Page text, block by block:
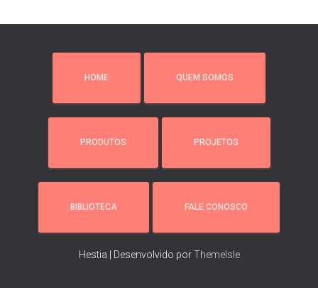
HOME QUEM SOMOS
PRODUTOS PROJETOS
BIBLIOTECA FALE CONOSCO
Hestia | Desenvolvido porThemeIsle